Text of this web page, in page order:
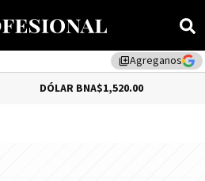
library_addAgreganos
DÓLAR BNA$1,520.00